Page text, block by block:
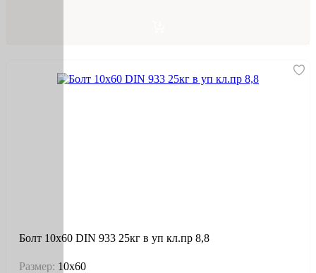
Болт 10х60 DIN 933 25кг в уп кл.пр 8,8
Размер: 10х60